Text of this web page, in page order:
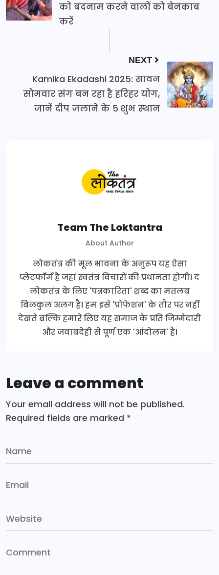
को बदनाम करने वालों को बेनकाब
करें
NEXT
Kamika Ekadashi 2025: सावन
सोमवार संग बन रहा है हरिहर योग,
जानें दीप जलाने के 5 शुभ स्थान
Team The Loktantra
About Author
लोकतंत्र की मूल भावना के अनुरूप यह ऐसा
प्लेटफॉर्म है जहां स्वतंत्र विचारों की प्रधानता होगी। द
लोकतंत्र के लिए 'पत्रकारिता' शब्द का मतलब
बिलकुल अलग है। हम इसे 'प्रोफेशन' के तौर पर नहीं
देखते बल्कि हमारे लिए यह समाज के प्रति जिम्मेदारी
और जवाबदेही से पूर्ण एक 'आंदोलन' है।
Leave a comment
Your email address will not be published.
Required fields are marked *